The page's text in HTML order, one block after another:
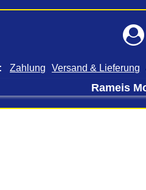
Zahlung Versand & Lieferung
Rameis